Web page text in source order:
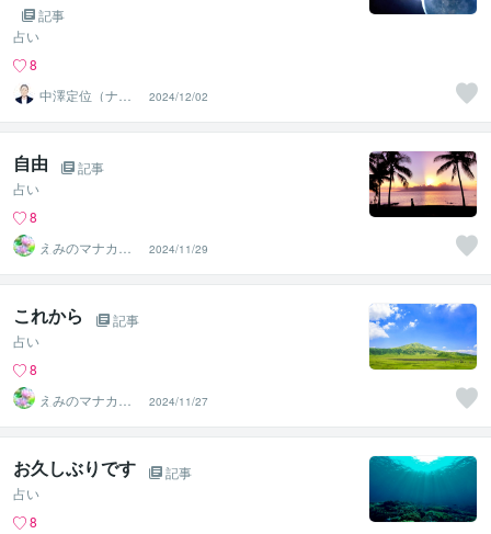
記事
占い
8
中澤定位（ナカ
ザワ テイイ）
2024/12/02
自由
記事
占い
8
えみのマナカー
ドと星よみ
2024/11/29
これから
記事
占い
8
えみのマナカー
ドと星よみ
2024/11/27
お久しぶりです
記事
占い
8